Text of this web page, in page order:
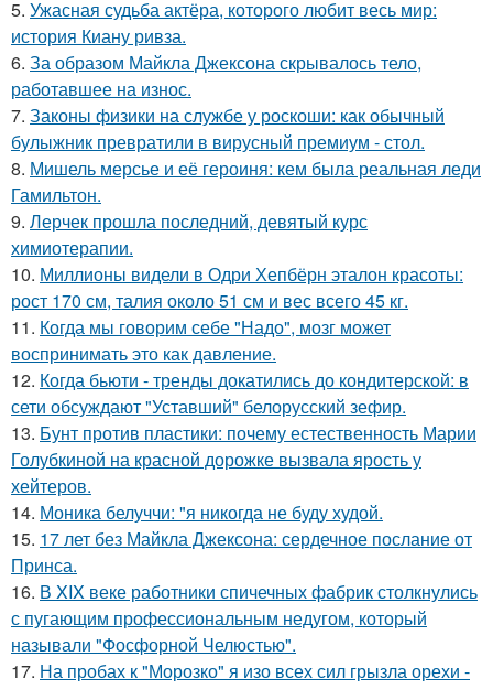
5. Ужасная судьба актёра, которого любит весь мир:
история Киану ривза.
6. За образом Майкла Джексона скрывалось тело,
работавшее на износ.
7. Законы физики на службе у роскоши: как обычный
булыжник превратили в вирусный премиум - стол.
8. Мишель мерсье и её героиня: кем была реальная леди
Гамильтон.
9. Лерчек прошла последний, девятый курс
химиотерапии.
10. Миллионы видели в Одри Хепбёрн эталон красоты:
рост 170 см, талия около 51 см и вес всего 45 кг.
11. Когда мы говорим себе "Надо", мозг может
воспринимать это как давление.
12. Когда бьюти - тренды докатились до кондитерской: в
сети обсуждают "Уставший" белорусский зефир.
13. Бунт против пластики: почему естественность Марии
Голубкиной на красной дорожке вызвала ярость у
хейтеров.
14. Моника белуччи: "я никогда не буду худой.
15. 17 лет без Майкла Джексона: сердечное послание от
Принса.
16. В XIX веке работники спичечных фабрик столкнулись
с пугающим профессиональным недугом, который
называли "Фосфорной Челюстью".
17. На пробах к "Морозко" я изо всех сил грызла орехи -